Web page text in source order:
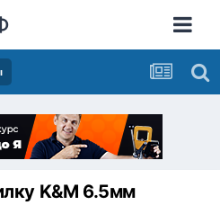
K&M 6.5мм